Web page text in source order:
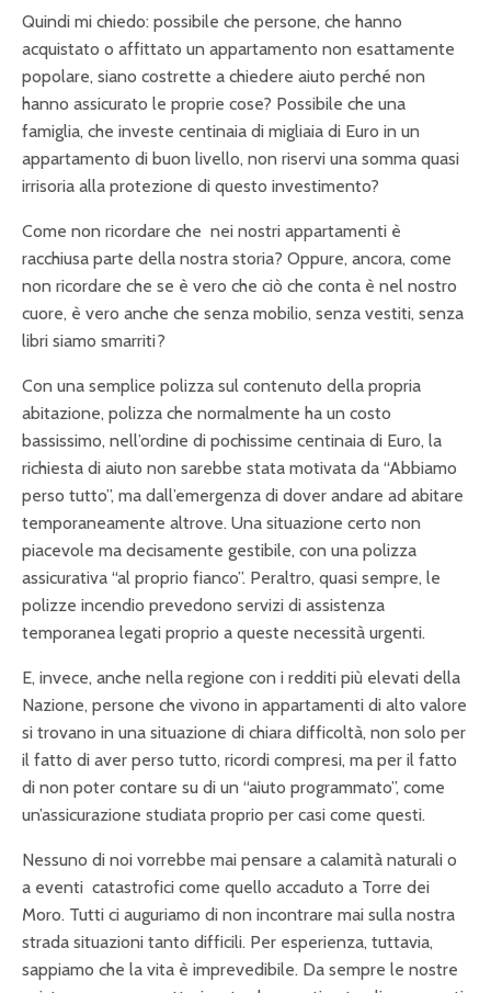
Quindi mi chiedo: possibile che persone, che hanno
acquistato o affittato un appartamento non esattamente
popolare, siano costrette a chiedere aiuto perché non
hanno assicurato le proprie cose? Possibile che una
famiglia, che investe centinaia di migliaia di Euro in un
appartamento di buon livello, non riservi una somma quasi
irrisoria alla protezione di questo investimento?
Come non ricordare che nei nostri appartamenti è
racchiusa parte della nostra storia? Oppure, ancora, come
non ricordare che se è vero che ciò che conta è nel nostro
cuore, è vero anche che senza mobilio, senza vestiti, senza
libri siamo smarriti?
Con una semplice polizza sul contenuto della propria
abitazione, polizza che normalmente ha un costo
bassissimo, nell’ordine di pochissime centinaia di Euro, la
richiesta di aiuto non sarebbe stata motivata da “Abbiamo
perso tutto”, ma dall’emergenza di dover andare ad abitare
temporaneamente altrove. Una situazione certo non
piacevole ma decisamente gestibile, con una polizza
assicurativa “al proprio fianco”. Peraltro, quasi sempre, le
polizze incendio prevedono servizi di assistenza
temporanea legati proprio a queste necessità urgenti.
E, invece, anche nella regione con i redditi più elevati della
Nazione, persone che vivono in appartamenti di alto valore
si trovano in una situazione di chiara difficoltà, non solo per
il fatto di aver perso tutto, ricordi compresi, ma per il fatto
di non poter contare su di un “aiuto programmato”, come
un’assicurazione studiata proprio per casi come questi.
Nessuno di noi vorrebbe mai pensare a calamità naturali o
a eventi catastrofici come quello accaduto a Torre dei
Moro. Tutti ci auguriamo di non incontrare mai sulla nostra
strada situazioni tanto difficili. Per esperienza, tuttavia,
sappiamo che la vita è imprevedibile. Da sempre le nostre